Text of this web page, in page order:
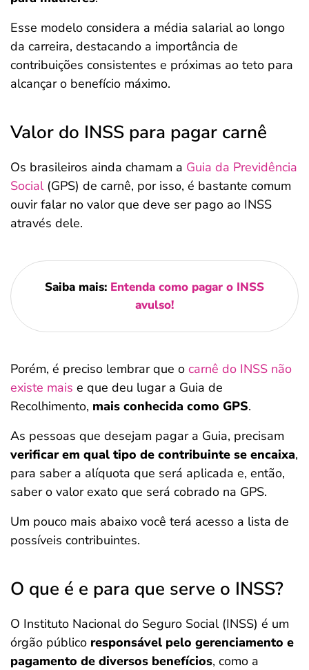
Esse modelo considera a média salarial ao longo
da carreira, destacando a importância de
contribuições consistentes e próximas ao teto para
alcançar o benefício máximo.
Valor do INSS para pagar carnê
Os brasileiros ainda chamam a Guia da Previdência
Social(GPS) de carnê, por isso, é bastante comum
ouvir falar no valor que deve ser pago ao INSS
através dele.
Saiba mais: Entenda como pagar o INSS
avulso!
Porém, é preciso lembrar que o carnê do INSS não
existe mais e que deu lugar a Guia de
Recolhimento, mais conhecida como GPS.
As pessoas que desejam pagar a Guia, precisam
verificar em qual tipo de contribuinte se encaixa,
para saber a alíquota que será aplicada e, então,
saber o valor exato que será cobrado na GPS.
Um pouco mais abaixo você terá acesso a lista de
possíveis contribuintes.
O que é e para que serve o INSS?
O Instituto Nacional do Seguro Social (INSS) é um
órgão público responsável pelo gerenciamento e
pagamento de diversos benefícios, como a